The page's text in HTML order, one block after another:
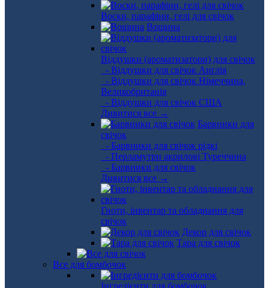
Воски, парафіни, гелі для свічок
Вощина
Віддушки (ароматизатори) для свічок
- Віддушки для свічок Англія
- Віддушки для свічок Німеччина,
Великобританія
- Віддушки для свічок США
Дивитися все →
Барвники для
свічок
- Барвники для свічок рідкі
- Перламутри акрилові Туреччина
- Барвники для свічок
Дивитися все →
Гноти, інвентар та обладнання для
свічок
Декор для свічок
Тара для свічок
Все для бомбочок
Інгредієнти для бомбочок